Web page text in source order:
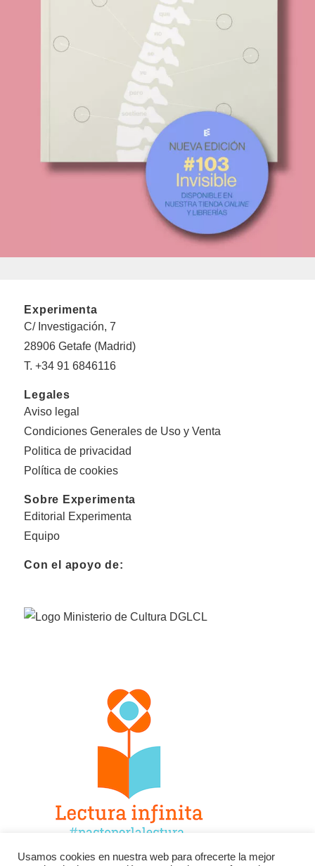
Experimenta
C/ Investigación, 7
28906 Getafe (Madrid)
T. +34 91 6846116
Legales
Aviso legal
Condiciones Generales de Uso y Venta
Politica de privacidad
Política de cookies
Sobre Experimenta
Editorial Experimenta
Equipo
Con el apoyo de:
Usamos cookies en nuestra web para ofrecerte la mejor